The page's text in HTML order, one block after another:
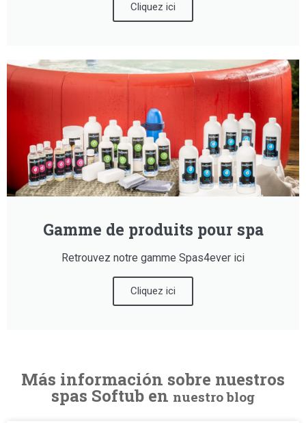
Cliquez ici
Gamme de produits pour spa
Retrouvez notre gamme Spas4ever ici
Cliquez ici
Más información sobre nuestros
spas Softub en nuestro blog